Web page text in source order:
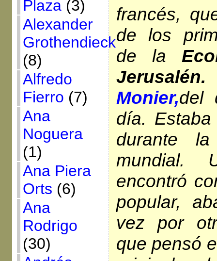
Plaza(3)
Alexander
Grothendieck
(8)
Alfredo
Fierro (7)
Ana
Noguera
(1)
Ana Piera
Orts (6)
Ana
Rodrigo
(30)
francés,
de los
de la
Jerusalén.
Monier,del
día.
durante
mundial.
encontró
popular,
vez por
que pensó